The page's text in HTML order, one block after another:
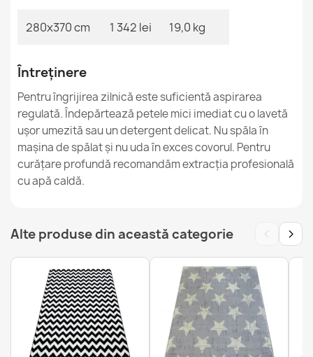
153,90 lej
FUSION Alb Roz Inchis Covor geometric
153,90 lej
280x370 cm 1 342 lei 19,0 kg
Întreținere
Pentru îngrijirea zilnică este suficientă aspirarea
regulată. Îndepărtează petele mici imediat cu o lavetă
ușor umezită sau un detergent delicat. Nu spăla în
mașina de spălat și nu uda în exces covorul. Pentru
curățare profundă recomandăm extracția profesională
cu apă caldă.
Alte produse din această categorie ‹ ›